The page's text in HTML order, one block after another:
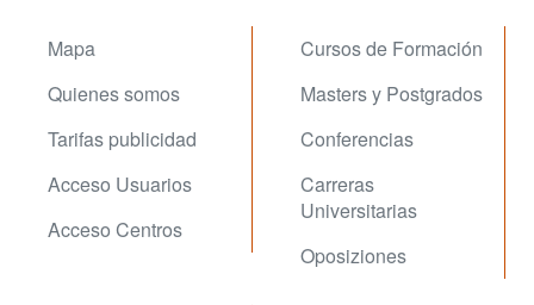
Mapa
Quienes somos
Tarifas publicidad
Acceso Usuarios
Acceso Centros
Cursos de Formación
Masters y Postgrados
Conferencias
Carreras
Universitarias
Oposiziones